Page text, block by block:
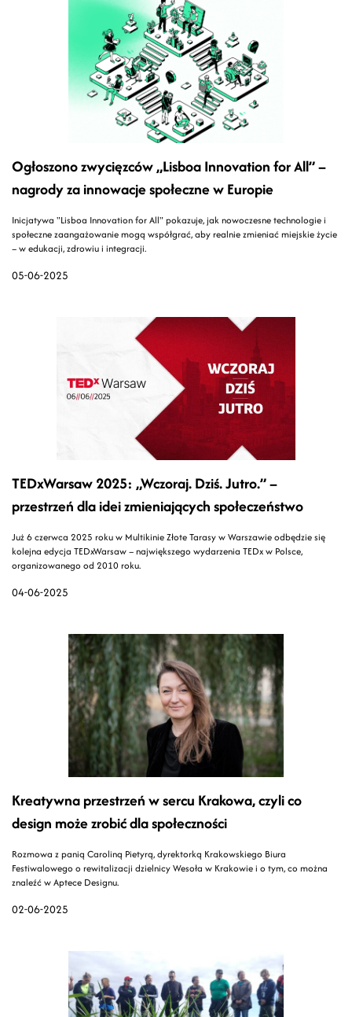
05-06-2025
Ogłoszono zwycięzców „Lisboa Innovation for All” –
nagrody za innowacje społeczne w Europie
Inicjatywa "Lisboa Innovation for All" pokazuje, jak nowoczesne technologie i
społeczne zaangażowanie mogą współgrać, aby realnie zmieniać miejskie życie
– w edukacji, zdrowiu i integracji.
04-06-2025
TEDxWarsaw 2025: „Wczoraj. Dziś. Jutro.” –
przestrzeń dla idei zmieniających społeczeństwo
Już 6 czerwca 2025 roku w Multikinie Złote Tarasy w Warszawie odbędzie się
kolejna edycja TEDxWarsaw – największego wydarzenia TEDx w Polsce,
organizowanego od 2010 roku.
02-06-2025
Kreatywna przestrzeń w sercu Krakowa, czyli co
design może zrobić dla społeczności
Rozmowa z panią Caroliną Pietyrą, dyrektorką Krakowskiego Biura
Festiwalowego o rewitalizacji dzielnicy Wesoła w Krakowie i o tym, co można
znaleźć w Aptece Designu.